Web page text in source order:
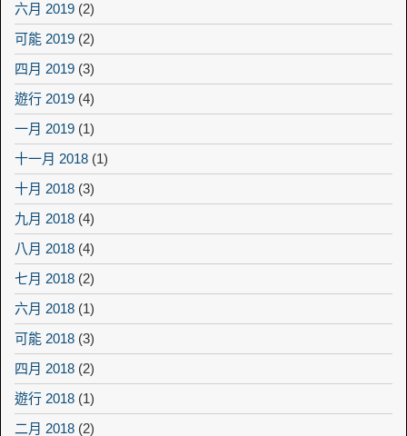
六月 2019 (2)
可能 2019 (2)
四月 2019 (3)
遊行 2019 (4)
一月 2019 (1)
十一月 2018 (1)
十月 2018 (3)
九月 2018 (4)
八月 2018 (4)
七月 2018 (2)
六月 2018 (1)
可能 2018 (3)
四月 2018 (2)
遊行 2018 (1)
二月 2018 (2)